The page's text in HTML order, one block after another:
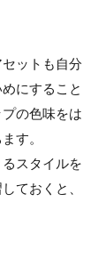
ットも自分
にすること
の色味をは
す。
スタイルを
ておくと、